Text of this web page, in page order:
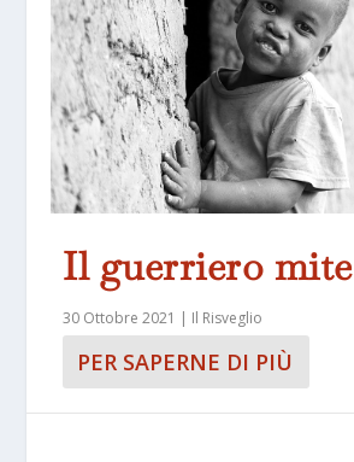
Il guerriero mite
30 Ottobre 2021 | Il Risveglio
PER SAPERNE DI PIÙ